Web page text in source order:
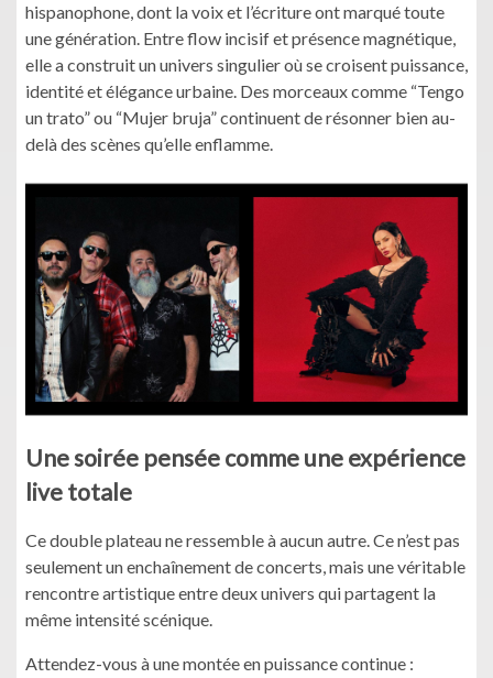
hispanophone, dont la voix et l’écriture ont marqué toute
une génération. Entre flow incisif et présence magnétique,
elle a construit un univers singulier où se croisent puissance,
identité et élégance urbaine. Des morceaux comme “Tengo
un trato” ou “Mujer bruja” continuent de résonner bien au-
delà des scènes qu’elle enflamme.
Une soirée pensée comme une expérience
live totale
Ce double plateau ne ressemble à aucun autre. Ce n’est pas
seulement un enchaînement de concerts, mais une véritable
rencontre artistique entre deux univers qui partagent la
même intensité scénique.
Attendez-vous à une montée en puissance continue :